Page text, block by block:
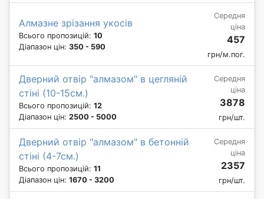
Алмазне зрізання укосів
Всього пропозицій: 10
Діапазон цін: 350 - 590
Середня
ціна
457
грн/м.пог.
Дверний отвір "алмазом" в цегляній
стіні (10-15см.)
Всього пропозицій: 12
Діапазон цін: 2500 - 5000
Середня
ціна
3878
грн/шт.
Дверний отвір "алмазом" в бетонній
стіні (4-7см.)
Всього пропозицій: 11
Діапазон цін: 1670 - 3200
Середня
ціна
2357
грн/шт.